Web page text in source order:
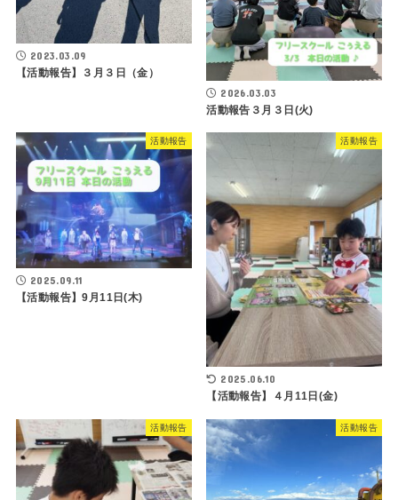
2023.03.09
【活動報告】３月３日（金）
2026.03.03
活動報告３月３日(火)
活動報告
2025.09.11
【活動報告】9月11日(木)
活動報告
2025.06.10
【活動報告】４月11日(金)
活動報告 活動報告